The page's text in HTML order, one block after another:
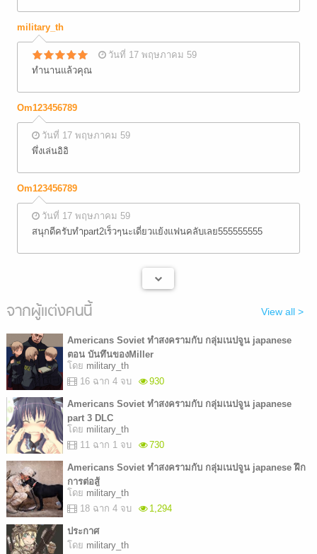
military_th
วันที่ 17 พฤษภาคม 59
ทำนานแล้วคุณ
Om123456789
วันที่ 17 พฤษภาคม 59
พึ่งเล่นอิอิ
Om123456789
วันที่ 17 พฤษภาคม 59
สนุกดีครับทำpart2เร็วๆนะเดี่ยวแย้งแฟนคลับเลย555555555
จากผู้แต่งคนนี้ View all >
Americans Soviet ทำสงครามกับ กลุ่มเนปจูน japanese
ตอน บันทึนของMiller
โดย military_th
16 ฉาก 4 จบ
930
Americans Soviet ทำสงครามกับ กลุ่มเนปจูน japanese
part 3 DLC
โดย military_th
11 ฉาก 1 จบ
730
Americans Soviet ทำสงครามกับ กลุ่มเนปจูน japanese ฝึก
การต่อสู้
โดย military_th
18 ฉาก 4 จบ
1,294
ประกาศ
โดย military_th